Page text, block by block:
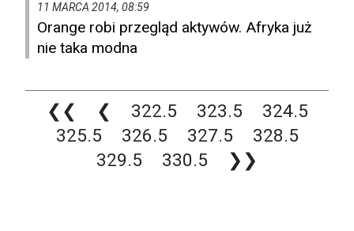
11 MARCA 2014, 08:59
Orange robi przegląd aktywów. Afryka już
nie taka modna
❮❮ ❮ 322.5 323.5
324.5
325.5
326.5 327.5
328.5
329.5
330.5 ❯❯